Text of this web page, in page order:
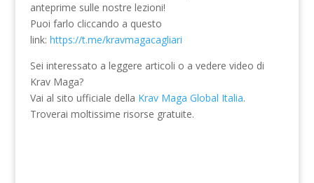
anteprime sulle nostre lezioni!
Puoi farlo cliccando a questo
link: https://t.me/kravmagacagliari
Sei interessato a leggere articoli o a vedere video di
Krav Maga?
Vai al sito ufficiale della Krav Maga Global Italia.
Troverai moltissime risorse gratuite.